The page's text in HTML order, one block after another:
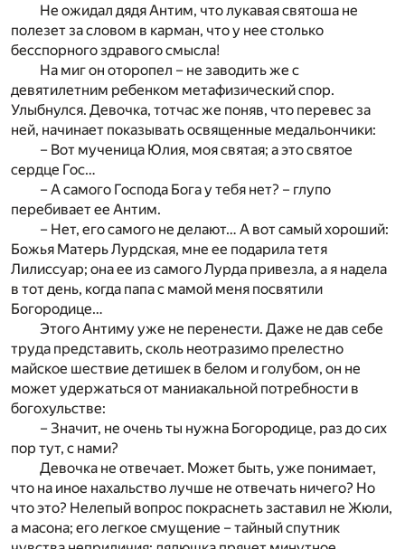
Не ожидал дядя Антим, что лукавая святоша не
полезет за словом в карман, что у нее столько
бесспорного здравого смысла!
На миг он оторопел – не заводить же с
девятилетним ребенком метафизический спор.
Улыбнулся. Девочка, тотчас же поняв, что перевес за
ней, начинает показывать освященные медальончики:
– Вот мученица Юлия, моя святая; а это святое
сердце Гос…
– А самого Господа Бога у тебя нет? – глупо
перебивает ее Антим.
– Нет, его самого не делают… А вот самый хороший:
Божья Матерь Лурдская, мне ее подарила тетя
Лилиссуар; она ее из самого Лурда привезла, а я надела
в тот день, когда папа с мамой меня посвятили
Богородице…
Этого Антиму уже не перенести. Даже не дав себе
труда представить, сколь неотразимо прелестно
майское шествие детишек в белом и голубом, он не
может удержаться от маниакальной потребности в
богохульстве:
– Значит, не очень ты нужна Богородице, раз до сих
пор тут, с нами?
Девочка не отвечает. Может быть, уже понимает,
что на иное нахальство лучше не отвечать ничего? Но
что это? Нелепый вопрос покраснеть заставил не Жюли,
а масона; его легкое смущение – тайный спутник